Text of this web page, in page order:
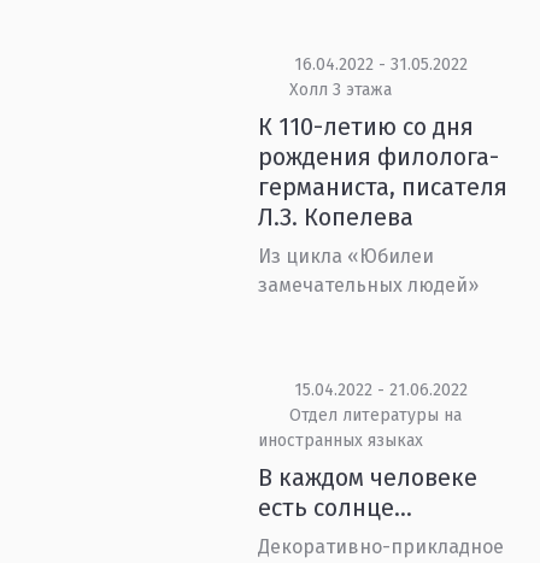
16.04.2022 - 31.05.2022
Холл 3 этажа
К 110-летию со дня
рождения филолога-
германиста, писателя
Л.З. Копелева
Из цикла «Юбилеи
замечательных людей»
15.04.2022 - 21.06.2022
Отдел литературы на
иностранных языках
В каждом человеке
есть солнце…
Декоративно-прикладное